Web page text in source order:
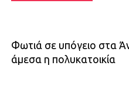
Φωτιά σε υπόγειο στα
άμεσα η πολυκατοικία